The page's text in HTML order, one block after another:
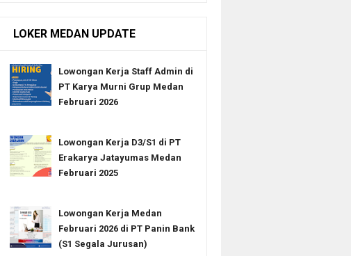
LOKER MEDAN UPDATE
Lowongan Kerja Staff Admin di
PT Karya Murni Grup Medan
Februari 2026
Lowongan Kerja D3/S1 di PT
Erakarya Jatayumas Medan
Februari 2025
Lowongan Kerja Medan
Februari 2026 di PT Panin Bank
(S1 Segala Jurusan)